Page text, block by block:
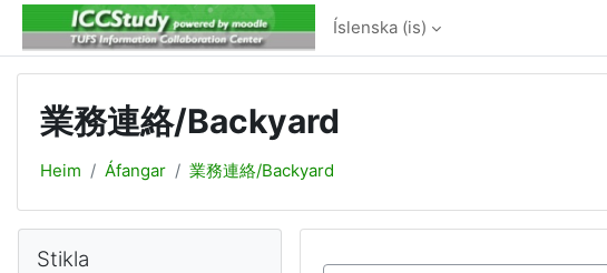
Farðu á aðalefni
Íslenska ‎(is)‎
業務連絡/Backyard
Heim Áfangar 業務連絡/Backyard
Kubbar
Stikla